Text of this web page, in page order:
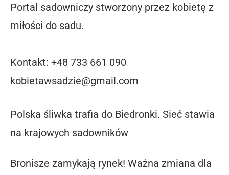
Portal sadowniczy stworzony przez kobietę z
miłości do sadu.
Kontakt: +48 733 661 090
kobietawsadzie@gmail.com
Polska śliwka trafia do Biedronki. Sieć stawia
na krajowych sadowników
Bronisze zamykają rynek! Ważna zmiana dla